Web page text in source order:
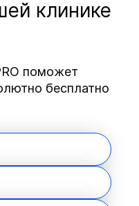
клинике
поможет
бесплатно